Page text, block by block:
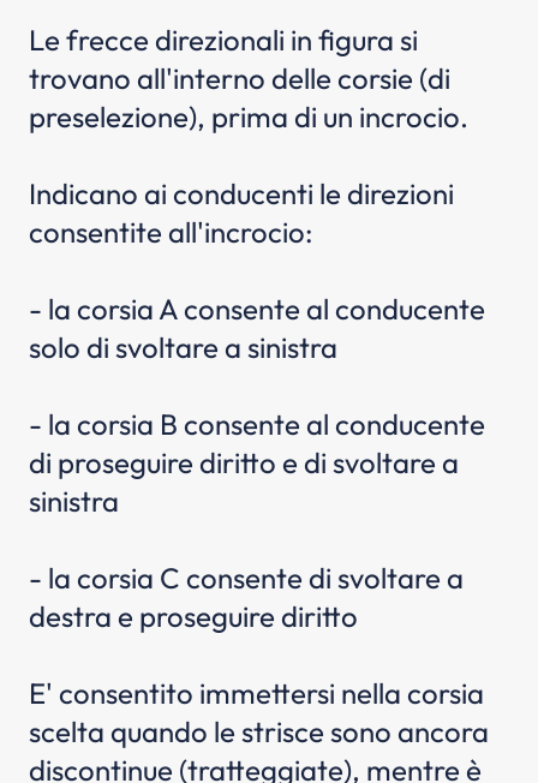
Le frecce direzionali in figura si
trovano all'interno delle corsie (di
preselezione), prima di un incrocio.
Indicano ai conducenti le direzioni
consentite all'incrocio:
- la corsia A consente al conducente
solo di svoltare a sinistra
- la corsia B consente al conducente
di proseguire diritto e di svoltare a
sinistra
- la corsia C consente di svoltare a
destra e proseguire diritto
E' consentito immettersi nella corsia
scelta quando le strisce sono ancora
discontinue (tratteggiate), mentre è